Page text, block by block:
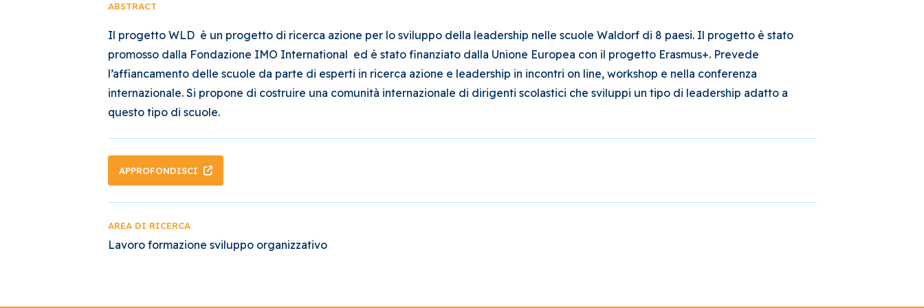
ABSTRACT
Il progetto WLD è un progetto di ricerca azione per lo sviluppo della leadership nelle scuole Waldorf di 8 paesi. Il progetto è stato
promosso dalla Fondazione IMO International ed è stato finanziato dalla Unione Europea con il progetto Erasmus+. Prevede
l’affiancamento delle scuole da parte di esperti in ricerca azione e leadership in incontri on line, workshop e nella conferenza
internazionale. Si propone di costruire una comunità internazionale di dirigenti scolastici che sviluppi un tipo di leadership adatto a
questo tipo di scuole.
APPROFONDISCI
AREA DI RICERCA
Lavoro formazione sviluppo organizzativo